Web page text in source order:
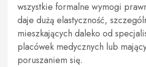
wszystkie formalne wymogi
daje dużą elastyczność,
mieszkających daleko od
placówek medycznych lub
poruszaniem się.